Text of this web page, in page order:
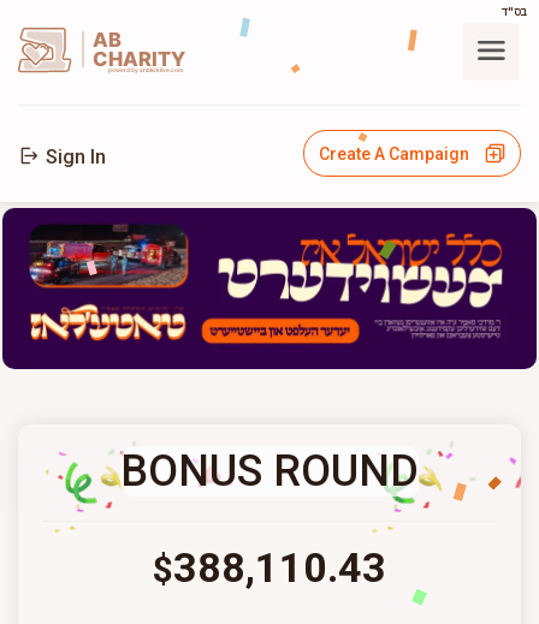
בס"ד
AB
CHARITY
powerd by ahblicklive.com
Sign In Create A Campaign
BONUS ROUND
$388,110.43